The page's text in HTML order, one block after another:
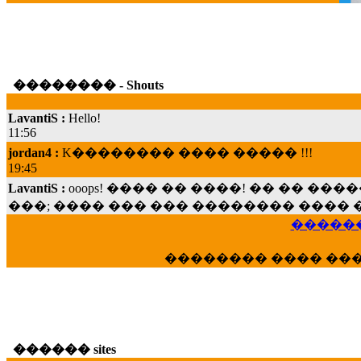
�������� - Shouts
11:56
jordan4 :
19:45
LavantiS :
���; ���� ��� ��� �������� ����
15:07
���� ����� ��������
����� ���� ������� ���
������� ��������� ���� ������
�������� ����
������ sites